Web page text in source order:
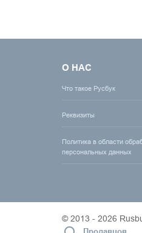
О НАС
Что такое Русбук
Реквизиты
Политика в области
персональных данных
© 2013 - 2026